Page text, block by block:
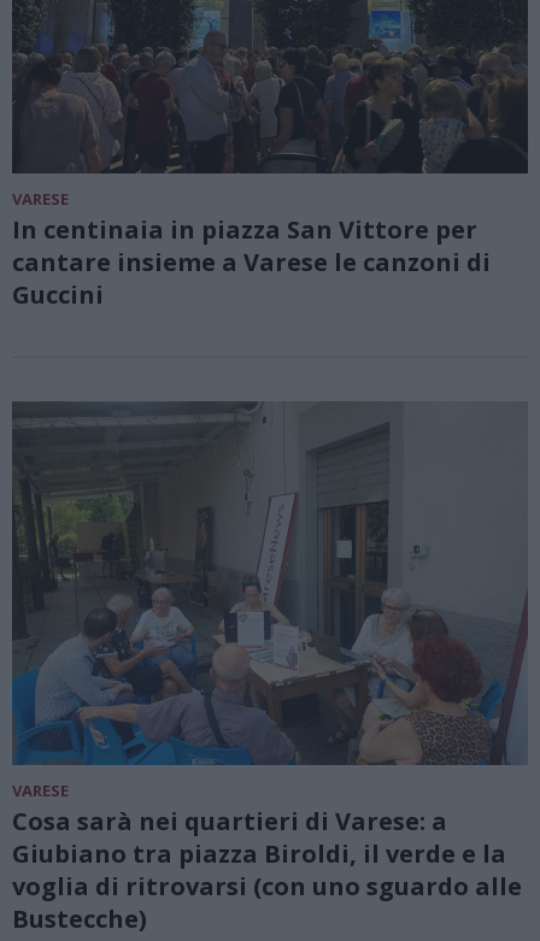
VARESE
In centinaia in piazza San Vittore per
cantare insieme a Varese le canzoni di
Guccini
VARESE
Cosa sarà nei quartieri di Varese: a
Giubiano tra piazza Biroldi, il verde e la
voglia di ritrovarsi (con uno sguardo alle
Bustecche)